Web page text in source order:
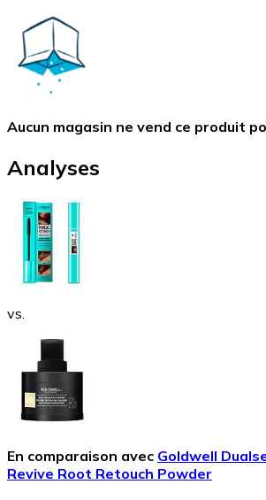
Aucun magasin ne vend ce produit
Analyses
vs.
En comparaison avec Goldwell
Revive Root Retouch Powder